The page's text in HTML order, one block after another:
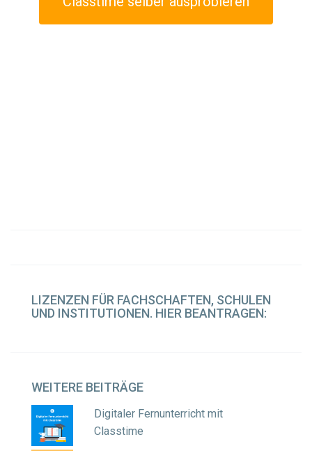
LIZENZEN FÜR FACHSCHAFTEN, SCHULEN
UND INSTITUTIONEN. HIER BEANTRAGEN:
WEITERE BEITRÄGE
Digitaler Fernunterricht mit
Classtime